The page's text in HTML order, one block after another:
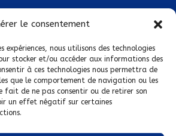
le consentement
expériences, nous utilisons des technologies
stocker et/ou accéder aux informations des
à ces technologies nous permettra de
que le comportement de navigation ou les
fait de ne pas consentir ou de retirer son
un effet négatif sur certaines
·e Régional·e !
de chez vous !
de vente